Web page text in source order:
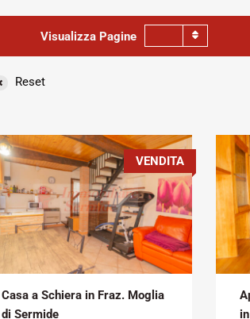
Visualizza Pagine
Reset
Tipo
contratto:
Metratura
Commerciale:
120 m
VENDITA
Casa a Schiera in Fraz. Moglia
di Sermide